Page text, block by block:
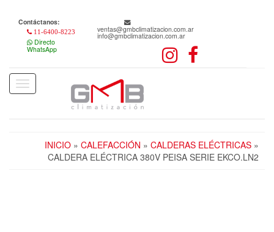
content
Contáctanos:
11-6400-8223
Directo
WhatsApp
ventas@gmbclimatizacion.com.ar
info@gmbclimatizacion.com.ar
Toggle
navigation
INICIO » CALEFACCIÓN » CALDERAS ELÉCTRICAS »
CALDERA ELÉCTRICA 380V PEISA SERIE EKCO.LN2